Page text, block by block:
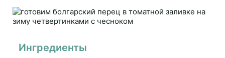
Ингредиенты